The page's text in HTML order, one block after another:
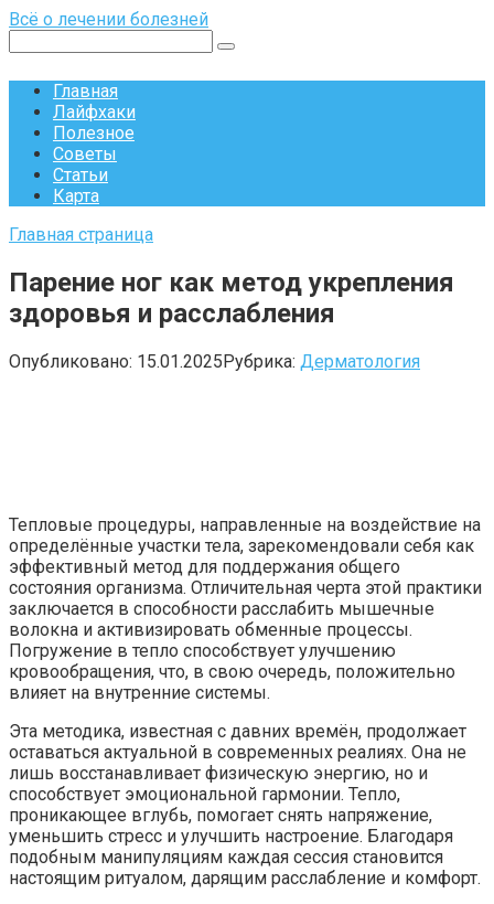
Перейти
контенту
Всё о лечении болезней
Главная
Лайфхаки
Полезное
Советы
Статьи
Карта
Главная страница
Парение ног как метод укрепления
здоровья и расслабления
Опубликовано: 15.01.2025Рубрика: Дерматология
Тепловые процедуры, направленные на воздействие на
определённые участки тела, зарекомендовали себя как
эффективный метод для поддержания общего
состояния организма. Отличительная черта этой практики
заключается в способности расслабить мышечные
волокна и активизировать обменные процессы.
Погружение в тепло способствует улучшению
кровообращения, что, в свою очередь, положительно
влияет на внутренние системы.
Эта методика, известная с давних времён, продолжает
оставаться актуальной в современных реалиях. Она не
лишь восстанавливает физическую энергию, но и
способствует эмоциональной гармонии. Тепло,
проникающее вглубь, помогает снять напряжение,
уменьшить стресс и улучшить настроение. Благодаря
подобным манипуляциям каждая сессия становится
настоящим ритуалом, дарящим расслабление и комфорт.